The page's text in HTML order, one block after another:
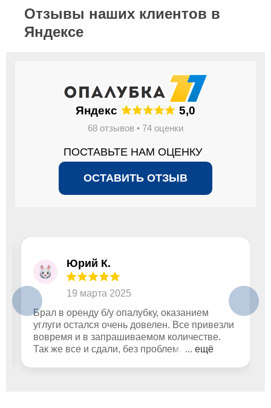
Отзывы наших клиентов в
Яндексе
Яндекс 5,0
68 отзывов • 74 оценки
ПОСТАВЬТЕ НАМ ОЦЕНКУ
ОСТАВИТЬ ОТЗЫВ
Юрий К.
19 марта 2025
Брал в оренду б/у опалубку, оказанием
углуги остался очень довелен. Все привезли
вовремя и в запрашиваемом количестве.
Так же все и сдали, без проблем. Вообщем
... ещё